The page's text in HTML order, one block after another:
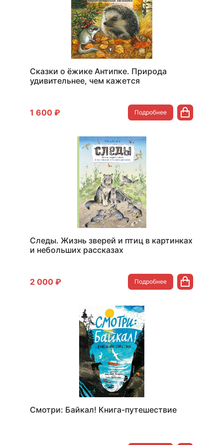
Сказки о ёжике Антипке. Природа
удивительнее, чем кажется
1 600 ₽ Подробнее
Следы. Жизнь зверей и птиц в картинках
и небольших рассказах
2 000 ₽ Подробнее
Смотри: Байкал! Книга-путешествие